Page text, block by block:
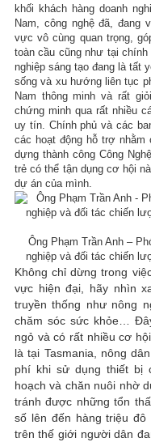
khối khách hàng doanh
Nam, công nghệ đã, đang
vực vô cùng quan trọng,
toàn cầu cũng như tại
nghiệp sáng tạo đang là tất
sống và xu hướng liên tục
Nam thông minh và rất
chứng minh qua rất nhiều
uy tín. Chính phủ và các
các hoạt động hỗ trợ
dựng thành công Công
trẻ có thể tận dụng cơ hội
dự án của mình.
Ông Phạm Trần Anh –
nghiệp và đối tác chiến
Không chỉ dừng trong
vực hiện đại, hãy nhìn
truyền thống như nông
chăm sóc sức khỏe…
ngỏ và có rất nhiều cơ
là tại Tasmania, nông
phí khi sử dụng thiết bị
hoạch và chăn nuôi nhờ
tránh được những tổn
số lên đến hàng triệu
trên thế giới người dân